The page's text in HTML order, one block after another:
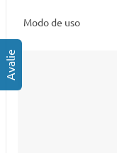
Modo de uso